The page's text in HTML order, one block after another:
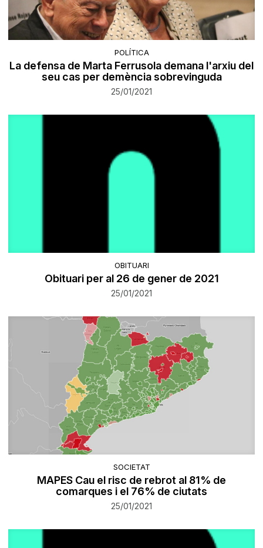
POLÍTICA
La defensa de Marta Ferrusola demana l'arxiu del
seu cas per demència sobrevinguda
25/01/2021
OBITUARI
Obituari per al 26 de gener de 2021
25/01/2021
SOCIETAT
MAPES Cau el risc de rebrot al 81% de
comarques i el 76% de ciutats
25/01/2021